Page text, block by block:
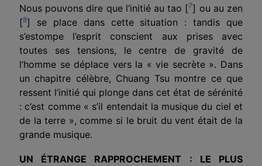
Nous pouvons dire que l’initié au tao [7] ou au zen
[8] se place dans cette situation : tandis que
s’estompe l’esprit conscient aux prises avec
toutes ses tensions, le centre de gravité de
l’homme se déplace vers la « vie secrète ». Dans
un chapitre célèbre, Chuang Tsu montre ce que
ressent l’initié qui plonge dans cet état de sérénité
: c’est comme « s’il entendait la musique du ciel et
de la terre », comme si le bruit du vent était de la
grande musique.
UN ÉTRANGE RAPPROCHEMENT : LE PLUS